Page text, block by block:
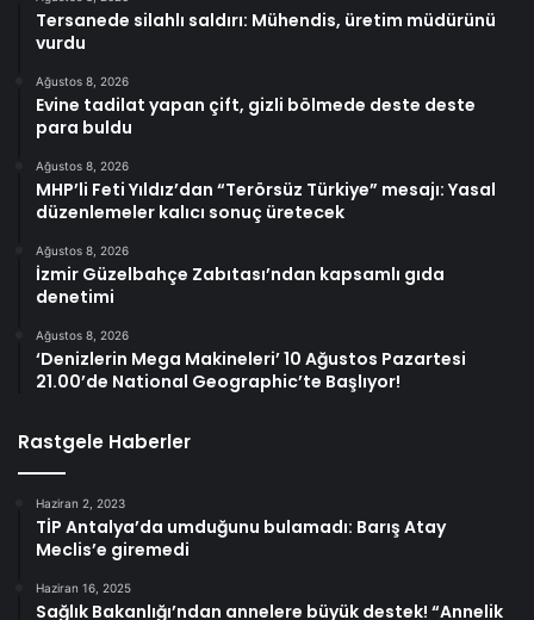
Tersanede silahlı saldırı: Mühendis, üretim müdürünü
vurdu
Ağustos 8, 2026
Evine tadilat yapan çift, gizli bölmede deste deste
para buldu
Ağustos 8, 2026
MHP’li Feti Yıldız’dan “Terörsüz Türkiye” mesajı: Yasal
düzenlemeler kalıcı sonuç üretecek
Ağustos 8, 2026
İzmir Güzelbahçe Zabıtası’ndan kapsamlı gıda
denetimi
Ağustos 8, 2026
‘Denizlerin Mega Makineleri’ 10 Ağustos Pazartesi
21.00’de National Geographic’te Başlıyor!
Rastgele Haberler
Haziran 2, 2023
TİP Antalya’da umduğunu bulamadı: Barış Atay
Meclis’e giremedi
Haziran 16, 2025
Sağlık Bakanlığı’ndan annelere büyük destek! “Annelik